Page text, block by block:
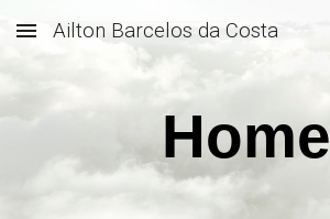
Skip to main content
Ailton Barcelos da Costa
Home